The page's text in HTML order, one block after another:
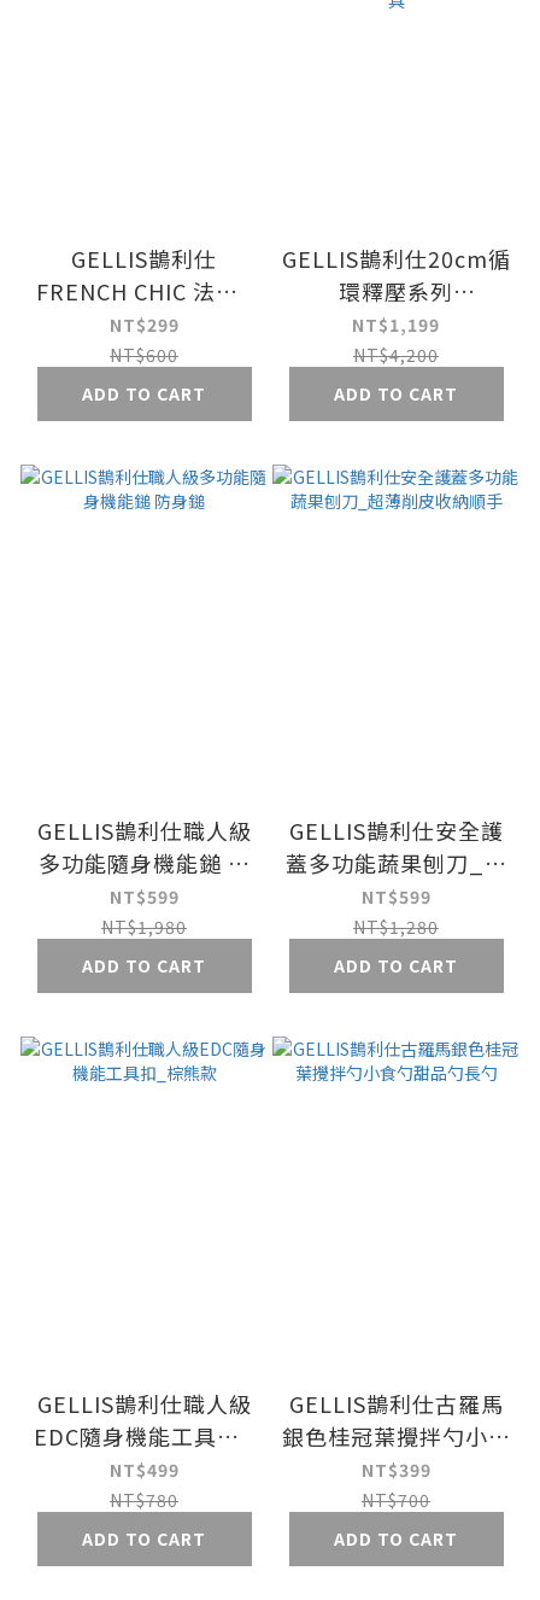
GELLIS鵲利仕
FRENCH CHIC 法式2
in 1叉勺餐具組_2支
NT$299
NT$600
ADD TO CART
GELLIS鵲利仕20cm循
環釋壓系列
CIRCULATION_SUS316
精鑄節能一體成型雪平
鍋 四孔循環釋壓 煮麵
鍋 牛奶鍋 IH爐可 不挑
NT$1,199
NT$4,200
ADD TO CART
GELLIS鵲利仕職人級
多功能隨身機能鎚 防
身鎚
NT$599
NT$1,980
ADD TO CART
GELLIS鵲利仕安全護
蓋多功能蔬果刨刀_超
薄削皮收納順手
NT$599
NT$1,280
ADD TO CART
GELLIS鵲利仕職人級
EDC隨身機能工具扣_
棕熊款
NT$499
NT$780
ADD TO CART
GELLIS鵲利仕古羅馬
銀色桂冠葉攪拌勺小食
勺甜品勺長勺
NT$399
NT$700
ADD TO CART